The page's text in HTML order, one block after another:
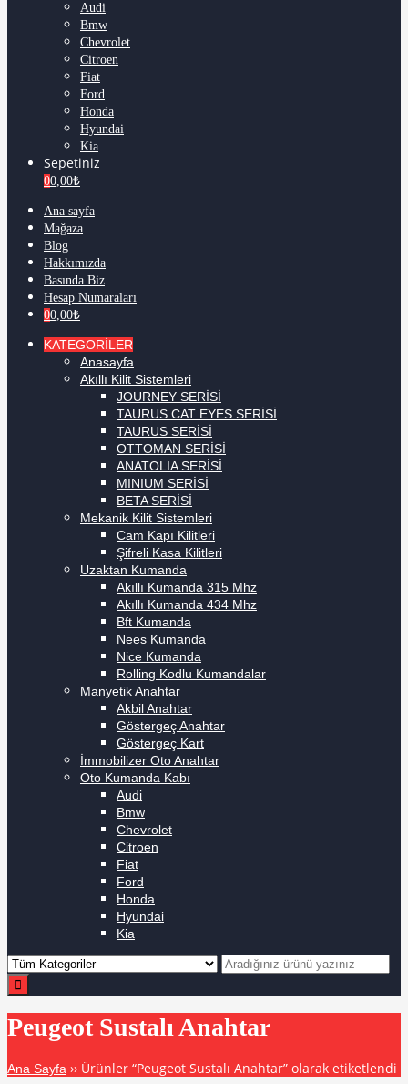
Audi
Bmw
Chevrolet
Citroen
Fiat
Ford
Honda
Hyundai
Kia
Sepetiniz
00,00₺
Ana sayfa
Mağaza
Blog
Hakkımızda
Basında Biz
Hesap Numaraları
00,00₺
KATEGORİLER
Anasayfa
Akıllı Kilit Sistemleri
JOURNEY SERİSİ
TAURUS CAT EYES SERİSİ
TAURUS SERİSİ
OTTOMAN SERİSİ
ANATOLIA SERİSİ
MINIUM SERİSİ
BETA SERİSİ
Mekanik Kilit Sistemleri
Cam Kapı Kilitleri
Şifreli Kasa Kilitleri
Uzaktan Kumanda
Akıllı Kumanda 315 Mhz
Akıllı Kumanda 434 Mhz
Bft Kumanda
Nees Kumanda
Nice Kumanda
Rolling Kodlu Kumandalar
Manyetik Anahtar
Akbil Anahtar
Göstergeç Anahtar
Göstergeç Kart
İmmobilizer Oto Anahtar
Oto Kumanda Kabı
Audi
Bmw
Chevrolet
Citroen
Fiat
Ford
Honda
Hyundai
Kia
Peugeot Sustalı Anahtar
Ana Sayfa ›› Ürünler “Peugeot Sustalı Anahtar” olarak etiketlendi